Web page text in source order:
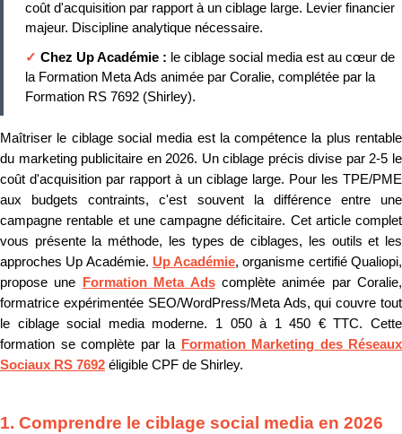
coût d'acquisition par rapport à un ciblage large. Levier financier
majeur. Discipline analytique nécessaire.
✓ Chez Up Académie : le ciblage social media est au cœur de
la Formation Meta Ads animée par Coralie, complétée par la
Formation RS 7692 (Shirley).
Maîtriser le ciblage social media est la compétence la plus rentable
du marketing publicitaire en 2026. Un ciblage précis divise par 2-5 le
coût d'acquisition par rapport à un ciblage large. Pour les TPE/PME
aux budgets contraints, c'est souvent la différence entre une
campagne rentable et une campagne déficitaire. Cet article complet
vous présente la méthode, les types de ciblages, les outils et les
approches Up Académie. Up Académie, organisme certifié Qualiopi,
propose une
Formation Meta Adscomplète animée par Coralie,
formatrice expérimentée SEO/WordPress/Meta Ads, qui couvre tout
le ciblage social media moderne. 1 050 à 1 450 € TTC. Cette
formation se complète par la
Formation Marketing des Réseaux
Sociaux RS 7692 éligible CPF de Shirley.
1. Comprendre le ciblage social media en 2026